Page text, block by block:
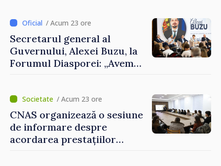
al Republicii Moldova.
/ Acum 23 ore
Secretarul general al
Guvernului, Alexei Buzu, la
Forumul Diasporei: „Avem
construi comunități mai
puternice”
/ Acum 23 ore
CNAS organizează o sesiune
de informare despre
acordarea prestațiilor